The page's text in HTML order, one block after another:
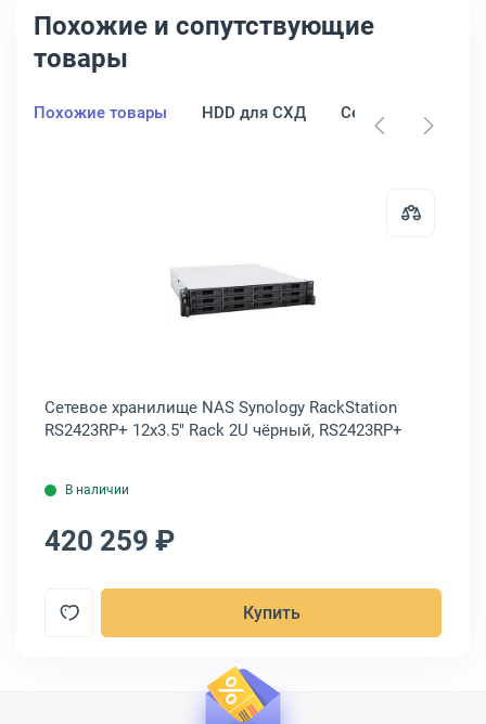
Похожие и сопутствующие
товары
Похожие товары HDD для СХД Серверные SSD
NAS QNAP TS-873A 8x3.5" Tower чёрный, TS-873A-8G
Открыть товар: Сетевое
Сетевое хранилище NAS Synology RackStation
RS2423RP+ 12x3.5" Rack 2U чёрный, RS2423RP+
В наличии
420 259 ₽
Купить